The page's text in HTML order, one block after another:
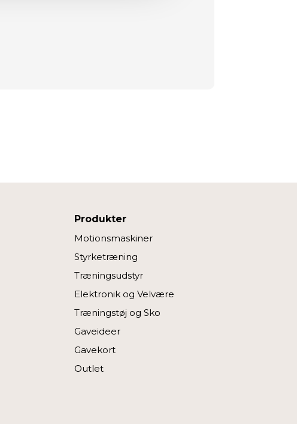
Produkter
Motionsmaskiner
Styrketræning
Træningsudstyr
Elektronik og Velvære
Træningstøj og Sko
Gaveideer
Gavekort
Outlet